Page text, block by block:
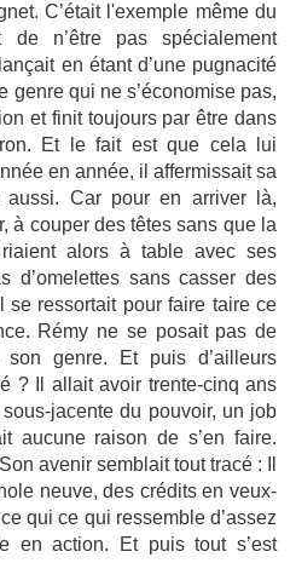
C’était l'exemple même du
de n’être pas spécialement
en étant d’une pugnacité
genre qui ne s’économise pas,
et finit toujours par être dans
Et le fait est que cela lui
en année, il affermissait sa
aussi. Car pour en arriver là,
à couper des têtes sans que la
alors à table avec ses
d’omelettes sans casser des
se ressortait pour faire taire ce
Rémy ne se posait pas de
son genre. Et puis d’ailleurs
? Il allait avoir trente-cinq ans
jacente du pouvoir, un job
aucune raison de s’en faire.
avenir semblait tout tracé : Il
neuve, des crédits en veux-
qui ce qui ressemble d’assez
en action. Et puis tout s’est